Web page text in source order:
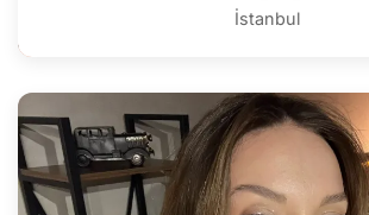
İstanbul